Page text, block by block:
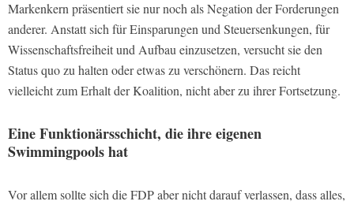
Markenkern präsentiert sie nur noch als Negation der Forderungen
anderer. Anstatt sich für Einsparungen und Steuersenkungen, für
Wissenschaftsfreiheit und Aufbau einzusetzen, versucht sie den
Status quo zu halten oder etwas zu verschönern. Das reicht
vielleicht zum Erhalt der Koalition, nicht aber zu ihrer Fortsetzung.
Eine Funktionärsschicht, die ihre eigenen
Swimmingpools hat
Vor allem sollte sich die FDP aber nicht darauf verlassen, dass alles,